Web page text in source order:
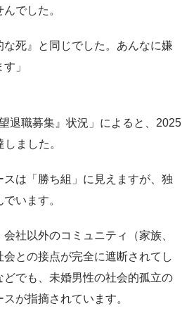
でした。
な死』と同じでした。あんなに嫌
」
退職募集』状況」によると、2025
ました。
は「勝ち組」に見えますが、独
います。
社以外のコミュニティ（家族、
との接点が完全に遮断されてし
でも、未婚男性の社会的孤立の
が指摘されています。